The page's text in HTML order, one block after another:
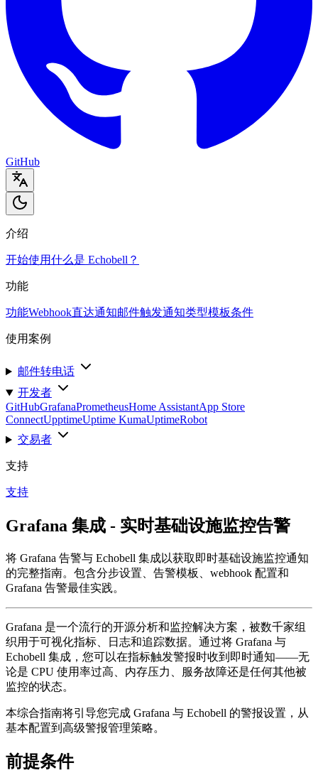
GitHub
介绍
开始使用什么是 Echobell？
功能
功能Webhook直达通知邮件触发通知类型模板条件
使用案例
邮件转电话
开发者
GitHubGrafanaPrometheusHome AssistantApp Store
ConnectUpptimeUptime KumaUptimeRobot
交易者
支持
支持
Grafana 集成 - 实时基础设施监控告警
将 Grafana 告警与 Echobell 集成以获取即时基础设施监控通知
的完整指南。包含分步设置、告警模板、webhook 配置和
Grafana 告警最佳实践。
Grafana 是一个流行的开源分析和监控解决方案，被数千家组
织用于可视化指标、日志和追踪数据。通过将 Grafana 与
Echobell 集成，您可以在指标触发警报时收到即时通知——无
论是 CPU 使用率过高、内存压力、服务故障还是任何其他被
监控的状态。
本综合指南将引导您完成 Grafana 与 Echobell 的警报设置，从
基本配置到高级警报管理策略。
前提条件